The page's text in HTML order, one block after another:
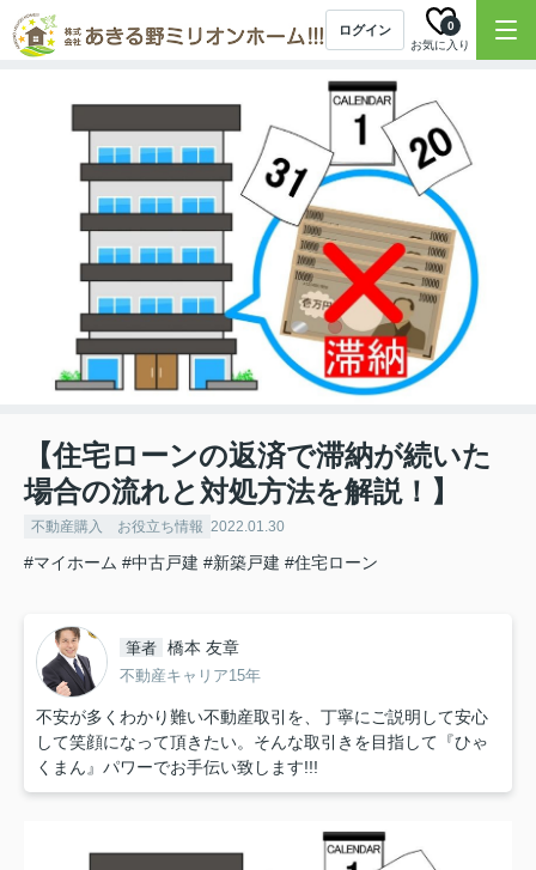
ログイン
お気に入り
0
【住宅ローンの返済で滞納が続いた
場合の流れと対処方法を解説！】
不動産購入 お役立ち情報 2022.01.30
#マイホーム #中古戸建 #新築戸建 #住宅ローン
筆者 橋本 友章
不動産キャリア15年
不安が多くわかり難い不動産取引を、丁寧にご説明して安心
して笑顔になって頂きたい。そんな取引きを目指して『ひゃ
くまん』パワーでお手伝い致します!!!